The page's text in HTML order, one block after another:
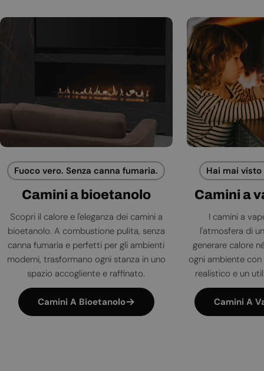
Fuoco vero. Senza canna fumaria.
Camini a bioetanolo
Scopri il calore e l'eleganza dei camini a
bioetanolo. A combustione pulita, senza
canna fumaria e perfetti per gli ambienti
moderni, trasformano ogni stanza in uno
spazio accogliente e raffinato.
Camini A Bioetanolo
Hai mai
Camini a
I camini a
l'atmosfera di
generare calore
ogni ambiente
realistico e un
Camini A